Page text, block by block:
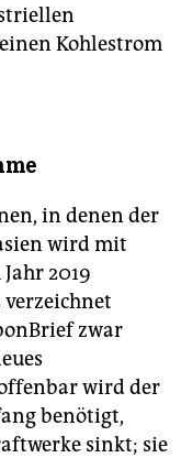
Kohlestrom
in denen der
wird mit
2019
verzeichnet
zwar
wird der
benötigt,
sinkt; sie